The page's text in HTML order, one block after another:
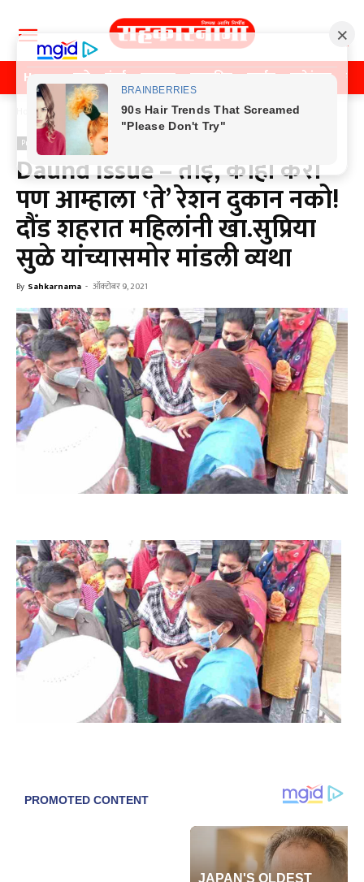
Home पुणे मुंबई महाराष्ट्र राजकीय क्राईम मनोरंजन
Home Previos News
Previos News
Daund issue – ताई, काही करा
पण आम्हाला ‛ते’ रेशन दुकान नको!
दौंड शहरात महिलांनी खा.सुप्रिया
सुळे यांच्यासमोर मांडली व्यथा
By Sahkarnama - ऑक्टोबर 9, 2021